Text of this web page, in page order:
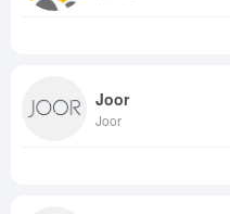
Joor
Joor